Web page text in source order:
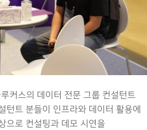
커스의 데이터 전문 그룹 컨설턴트
턴트 분들이 인프라와 데이터 활용에
으로 컨설팅과 데모 시연을